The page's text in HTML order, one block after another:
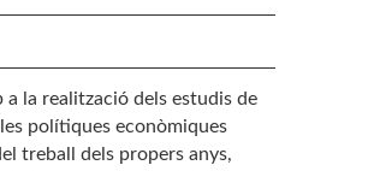
la realització dels estudis de
polítiques econòmiques
treball dels propers anys,